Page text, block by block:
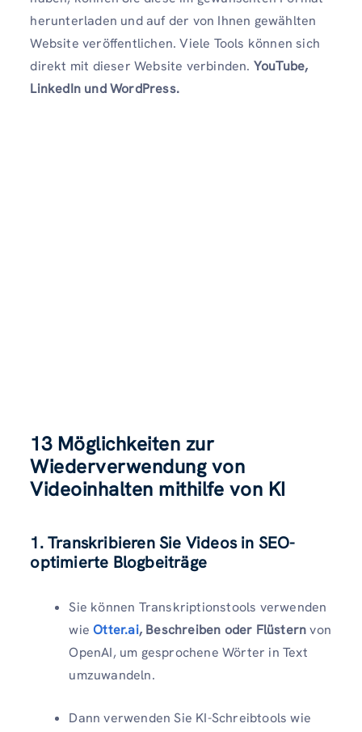
herunterladen und auf der von Ihnen gewählten
Website veröffentlichen. Viele Tools können sich
direkt mit dieser Website verbinden. YouTube,
LinkedIn und WordPress.
13 Möglichkeiten zur
Wiederverwendung von
Videoinhalten mithilfe von KI
1. Transkribieren Sie Videos in SEO-
optimierte Blogbeiträge
Sie können Transkriptionstools verwenden
wieOtter.ai, Beschreiben oder Flüsternvon
OpenAI, um gesprochene Wörter in Text
umzuwandeln.
Dann verwenden Sie KI-Schreibtools wie